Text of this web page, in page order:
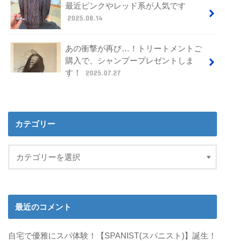
最近ピンクやレッド系が人気です
2025.08.14
あの衝撃が再び…！トリートメントご
購入で、シャンプープレゼントしま
す！
2025.07.27
カテゴリー
最近のコメント
自宅で優雅にスパ体験！【SPANIST(スパニスト)】誕生！